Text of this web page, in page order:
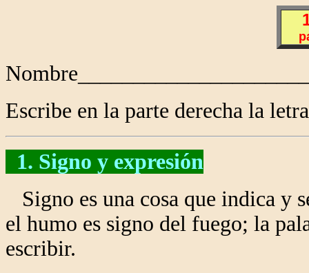
Escribe en la parte derecha la
1. Signo y expresión
Signo es una cosa que indica y
el humo es signo del fuego; la
escribir.